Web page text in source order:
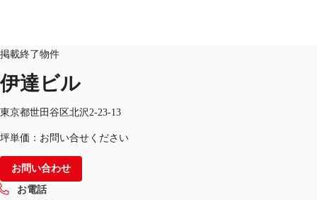
オフィス・事務所
掲載終了物件
伊達ビル
東京都世田谷区北沢2-23-13
坪単価：お問い合せください
お問い合わせ
お電話